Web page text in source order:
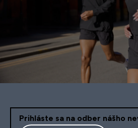
Prihláste sa na odber nášho